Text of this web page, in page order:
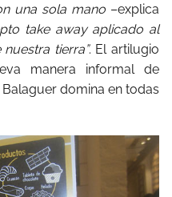
una sola mano –explica
take away aplicado al
tierra”. El artilugio
manera informal de
domina en todas